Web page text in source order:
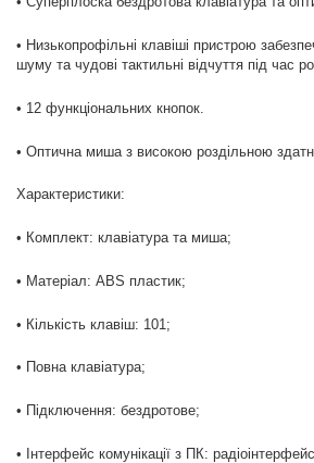
• Низькопрофільні клавіші пристрою
шуму та чудові тактильні відчуття під час
• 12 функціональних кнопок.
• Оптична миша з високою роздільною
Характеристики:
• Комплект: клавіатура та миша;
• Матеріал: ABS пластик;
• Кількість клавіш: 101;
• Повна клавіатура;
• Підключення: бездротове;
• Інтерфейс комунікації з ПК: